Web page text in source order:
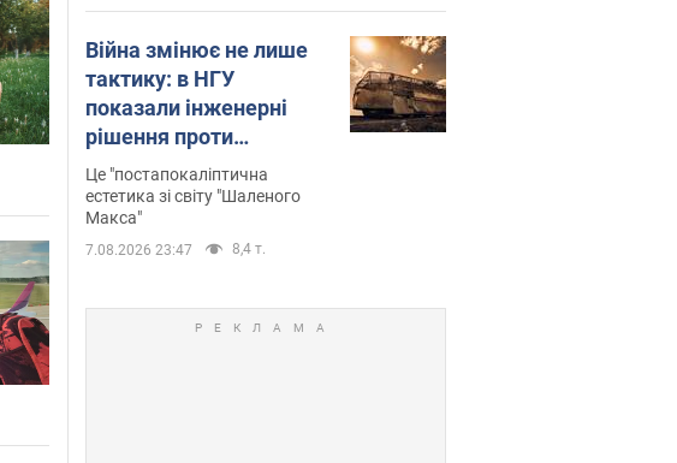
Війна змінює не лише
тактику: в НГУ
показали інженерні
рішення проти
російських FPV-дронів.
Фото
Це "постапокаліптична
естетика зі світу "Шаленого
Макса"
7.08.2026 23:47 8,4 т.